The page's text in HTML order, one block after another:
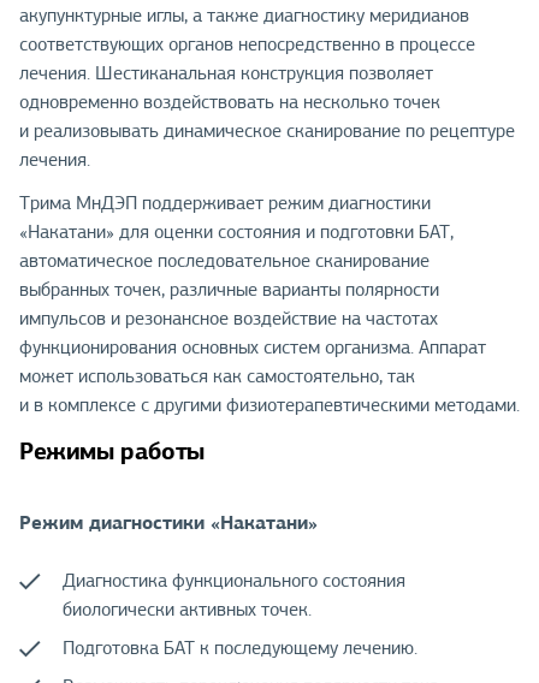
акупунктурные иглы, а также диагностику меридианов
соответствующих органов непосредственно в процессе
лечения. Шестиканальная конструкция позволяет
одновременно воздействовать на несколько точек
и реализовывать динамическое сканирование по рецептуре
лечения.
Трима МнДЭП поддерживает режим диагностики
«Накатани» для оценки состояния и подготовки БАТ,
автоматическое последовательное сканирование
выбранных точек, различные варианты полярности
импульсов и резонансное воздействие на частотах
функционирования основных систем организма. Аппарат
может использоваться как самостоятельно, так
и в комплексе с другими физиотерапевтическими методами.
Режимы работы
Режим диагностики «Накатани»
Диагностика функционального состояния
биологически активных точек.
Подготовка БАТ к последующему лечению.